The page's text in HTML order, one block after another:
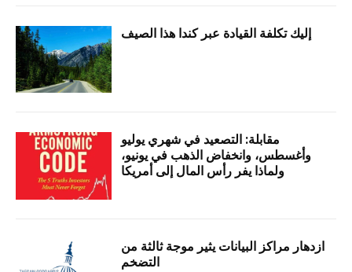
إليك تكلفة القيادة عبر كندا هذا الصيف
مقابلة: التصعيد في شهري يوليو
وأغسطس، وانخفاض الذهب في يونيو،
ولماذا يفر رأس المال إلى أمريكا
ازدهار مراكز البيانات يثير موجة ثالثة من
التضخم